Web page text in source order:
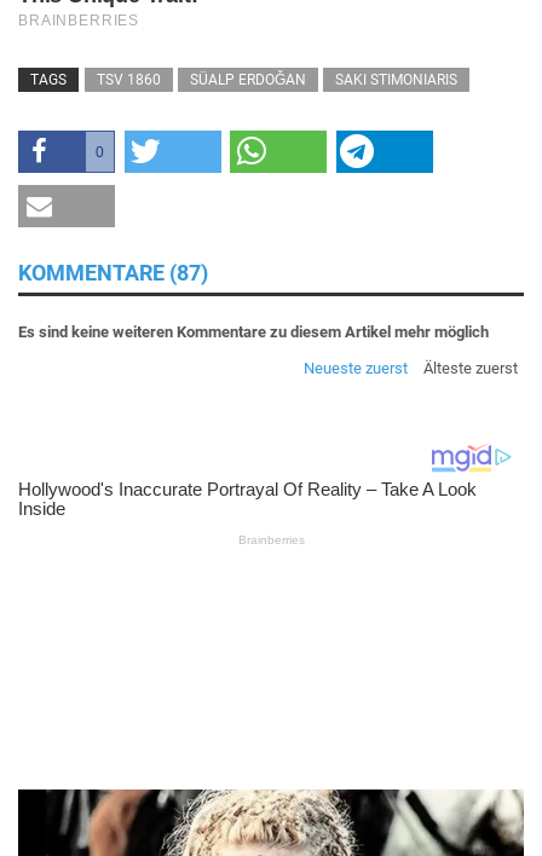
TAGS TSV 1860 SÜALP ERDOǦAN SAKI STIMONIARIS
0
KOMMENTARE (87)
Es sind keine weiteren Kommentare zu diesem Artikel mehr möglich
Neueste zuerst
Älteste zuerst